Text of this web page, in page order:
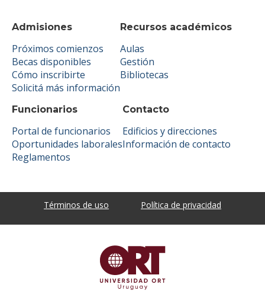
Admisiones
Próximos comienzos
Becas disponibles
Cómo inscribirte
Solicitá más información
Recursos académicos
Aulas
Gestión
Bibliotecas
Funcionarios
Portal de funcionarios
Oportunidades laborales
Reglamentos
Contacto
Edificios y direcciones
Información de contacto
Términos de uso Política de privacidad